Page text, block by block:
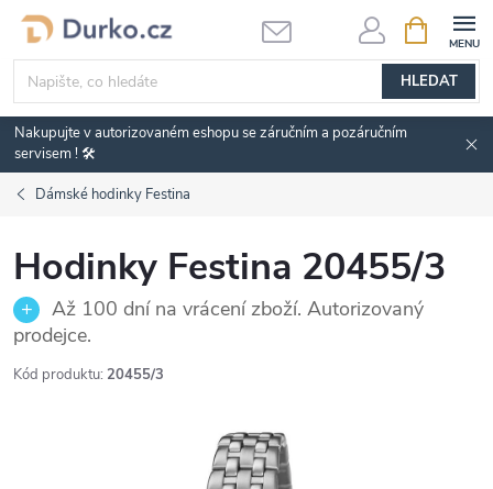
Přejít
obsah
HLEDAT
NÁKUPNÍ
KOŠÍK
Nakupujte v autorizovaném eshopu se záručním a pozáručním
servisem ! 🛠️
Dámské hodinky Festina
Hodinky Festina 20455/3
Až 100 dní na vrácení zboží. Autorizovaný
prodejce.
Kód produktu: 20455/3